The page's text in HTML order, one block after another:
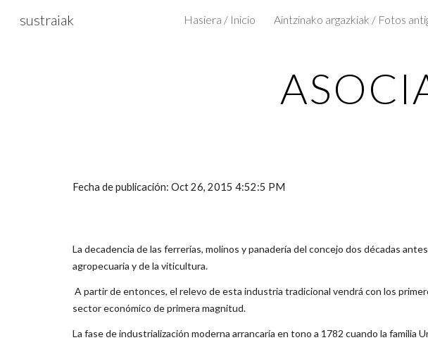
Skip to main content
sustraiak Hasiera / Inicio
Fecha de publicación: Oct 26, 2015 4:52:5 PM
La decadencia de las ferrerías, molinos y panadería del concejo dos décadas
agropecuaria y de la viticultura.
A partir de entonces, el relevo de esta industria tradicional vendrá con los
sector económico de primera magnitud.
La fase de industrialización moderna arrancaría en tono a 1782 cuando la